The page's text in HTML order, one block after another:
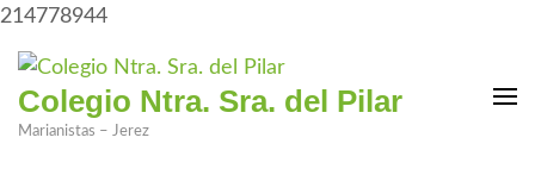
214778944
Colegio Ntra. Sra. del Pilar
Marianistas – Jerez